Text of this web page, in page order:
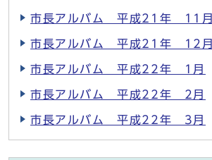
市長アルバム 平成21年 11月
市長アルバム 平成21年 12月
市長アルバム 平成22年 1月
市長アルバム 平成22年 2月
市長アルバム 平成22年 3月